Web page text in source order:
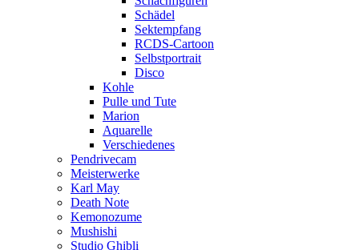
Schädel
Sektempfang
RCDS-Cartoon
Selbstportrait
Disco
Kohle
Pulle und Tute
Marion
Aquarelle
Verschiedenes
Pendrivecam
Meisterwerke
Karl May
Death Note
Kemonozume
Mushishi
Studio Ghibli